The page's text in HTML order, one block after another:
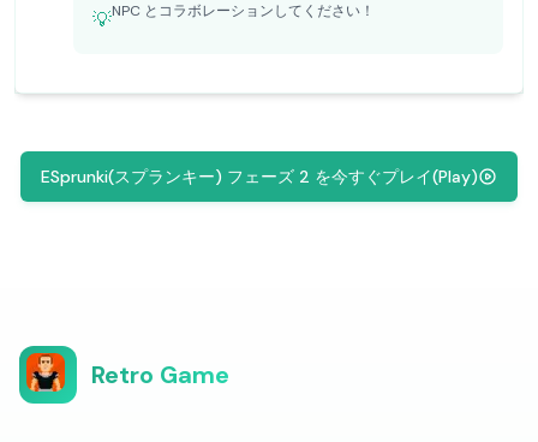
💡NPC とコラボレーションしてください！
ESprunki(スプランキー) フェーズ 2 を今すぐプレイ(Play)
Retro Game